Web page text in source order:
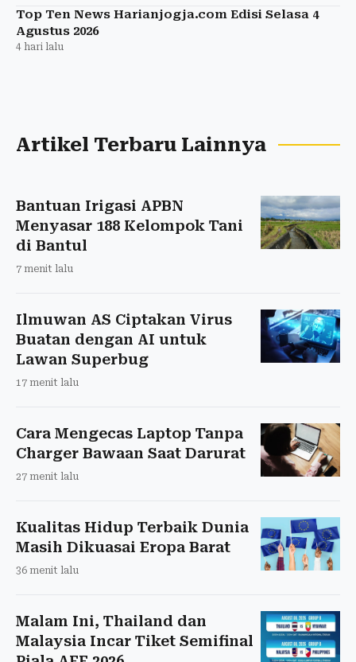
Top Ten News Harianjogja.com Edisi Selasa 4
Agustus 2026
4 hari lalu
Artikel Terbaru Lainnya
Bantuan Irigasi APBN
Menyasar 188 Kelompok Tani
di Bantul
7 menit lalu
Ilmuwan AS Ciptakan Virus
Buatan dengan AI untuk
Lawan Superbug
17 menit lalu
Cara Mengecas Laptop Tanpa
Charger Bawaan Saat Darurat
27 menit lalu
Kualitas Hidup Terbaik Dunia
Masih Dikuasai Eropa Barat
36 menit lalu
Malam Ini, Thailand dan
Malaysia Incar Tiket Semifinal